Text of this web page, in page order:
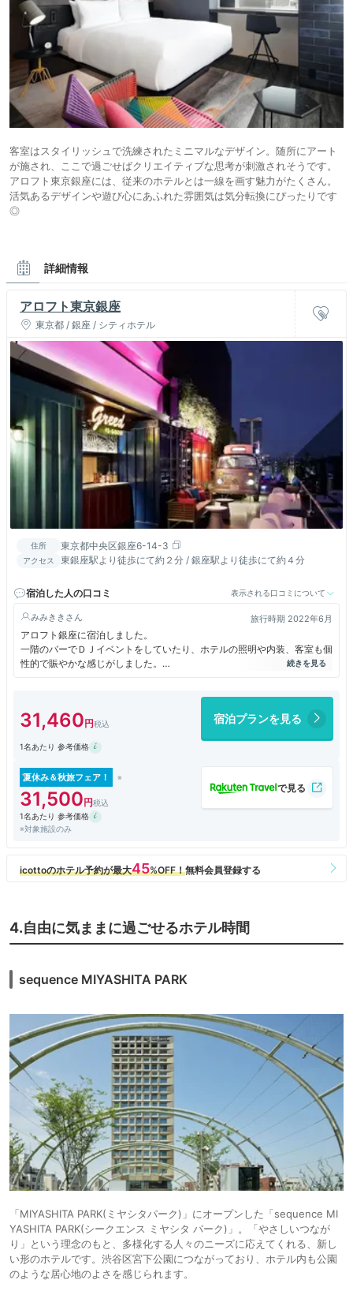
客室はスタイリッシュで洗練されたミニマルなデザイン。随所にアート
が施され、ここで過ごせばクリエイティブな思考が刺激されそうです。
アロフト東京銀座には、従来のホテルとは一線を画す魅力がたくさん。
活気あるデザインや遊び心にあふれた雰囲気は気分転換にぴったりです
◎
詳細情報
アロフト東京銀座
東京都 / 銀座 / シティホテル
住所 東京都中央区銀座6-14-3
アクセス 東銀座駅より徒歩にて約２分 / 銀座駅より徒歩にて約４分
宿泊した人の口コミ 表示される口コミについて
みみきき 旅行時期 2022年6月
アロフト銀座に宿泊しました。
一階のバーでＤＪイベントをしていたり、ホテルの照明や内装、客室も個
性的で賑やかな感じがしました。
客室のインテリアもおしゃれで派手な感じ。
朝食のレストランはおしゃれな雰囲気。
レストランスタッフはお店の雰囲気に合わせてカジュアルな感じの接客で
した。
全般的におしゃれで個性的ですが、ゆっくり落ち着いた雰囲気ではないの
で好みが分かれると思いました。
31,460 宿泊プランを見る
1名あたり 参考価格
夏休み＆秋旅フェア！
31,500
1名あたり 参考価格
※対象施設のみ
4.自由に気ままに過ごせるホテル時間
sequence MIYASHITA PARK
「MIYASHITA PARK(ミヤシタパーク)」にオープンした「sequence MI
YASHITA PARK(シークエンス ミヤシタ パーク)」。「やさしいつなが
り」という理念のもと、多様化する人々のニーズに応えてくれる、新し
い形のホテルです。渋谷区宮下公園につながっており、ホテル内も公園
のような居心地のよさを感じられます。